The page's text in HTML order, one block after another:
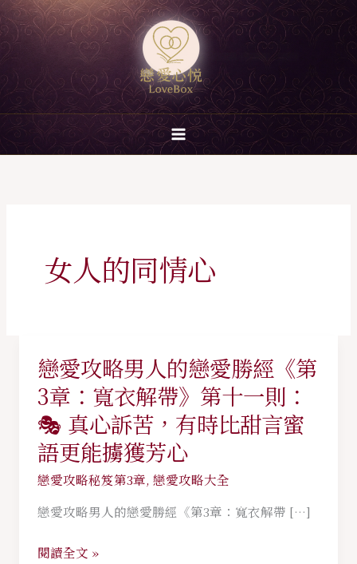
跳
至
主
要
內
女人的同情心
戀愛攻略男人的戀愛勝經《第
3章：寬衣解帶》第十一則：
🎭 真心訴苦，有時比甜言蜜
語更能擄獲芳心
戀愛攻略秘笈第3章,戀愛攻略大全
戀愛攻略男人的戀愛勝經《第3章：寬衣解帶 […]
戀
愛
攻
略
男
人
戀
愛
閱讀全文 »